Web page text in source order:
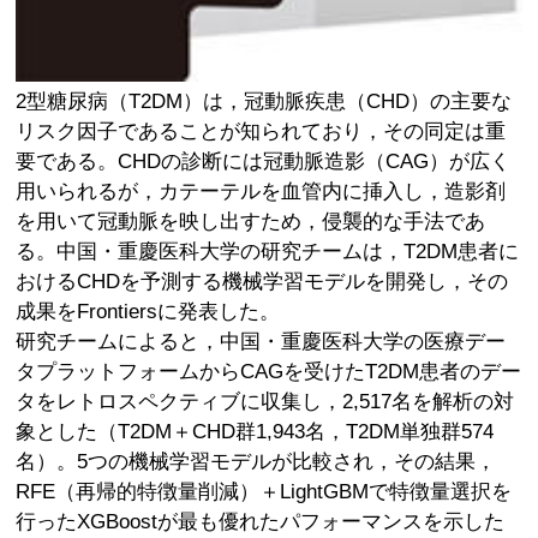
2型糖尿病（T2DM）は，冠動脈疾患（CHD）の主要な
リスク因子であることが知られており，その同定は重
要である。CHDの診断には冠動脈造影（CAG）が広く
用いられるが，カテーテルを血管内に挿入し，造影剤
を用いて冠動脈を映し出すため，侵襲的な手法であ
る。中国・重慶医科大学の研究チームは，T2DM患者に
おけるCHDを予測する機械学習モデルを開発し，その
成果をFrontiersに発表した。
研究チームによると，中国・重慶医科大学の医療デー
タプラットフォームからCAGを受けたT2DM患者のデー
タをレトロスペクティブに収集し，2,517名を解析の対
象とした（T2DM＋CHD群1,943名，T2DM単独群574
名）。5つの機械学習モデルが比較され，その結果，
RFE（再帰的特徴量削減）＋LightGBMで特徴量選択を
行ったXGBoostが最も優れたパフォーマンスを示した